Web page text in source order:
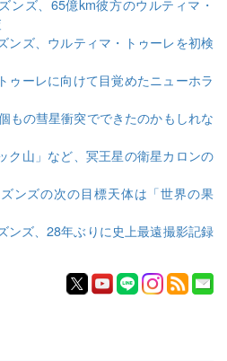
ンズ、65億km彼方のウルティマ・
ンズ、ウルティマ・トゥーレを初検
ゥーレに向けて目覚めたニューホラ
もの彗星衝突でできたのかもしれな
ク山」など、冥王星の衛星カロンの
ンズの次の目標天体は「世界の果
ンズ、28年ぶりに史上最遠撮影記録